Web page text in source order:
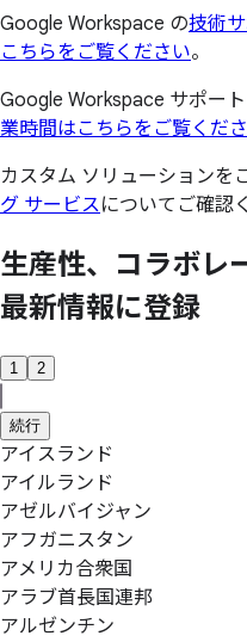
Google Workspace の技術
こちらをご覧ください。
Google Workspace サポー
業時間はこちらをご覧くだ
カスタム ソリューションを
グ サービスについてご確認
生産性、 コラボレ
最新情報に登録
1 2
続行
アイスランド
アイルランド
アゼルバイジャン
アフガニスタン
アメリカ合衆国
アラブ首長国連邦
アルゼンチン